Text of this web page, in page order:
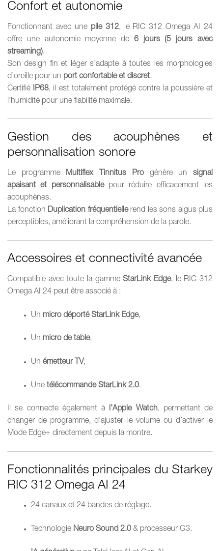
Confort et autonomie
Fonctionnant avec une pile 312, le RIC 312 Omega AI 24
offre une autonomie moyenne de 6 jours (5 jours avec
streaming).
Son design fin et léger s’adapte à toutes les morphologies
d’oreille pour un port confortable et discret.
Certifié IP68, il est totalement protégé contre la poussière et
l’humidité pour une fiabilité maximale.
Gestion des acouphènes et
personnalisation sonore
Le programme Multiflex Tinnitus Progénère unsignal
apaisant et personnalisablepour réduire efficacement les
acouphènes.
La fonction Duplication fréquentiellerend les sons aigus plus
perceptibles, améliorant la compréhension de la parole.
Accessoires et connectivité avancée
Compatible avec toute la gammeStarLink Edge, le RIC 312
Omega AI 24 peut être associé à :
Un micro déporté StarLink Edge,
Un micro de table,
Un émetteur TV,
Une télécommande StarLink 2.0.
Il se connecte également à l’Apple Watch, permettant de
changer de programme, d’ajuster le volume ou d’activer le
Mode Edge+ directement depuis la montre.
Fonctionnalités principales du Starkey
RIC 312 Omega AI 24
24 canaux et 24 bandes de réglage.
Technologie Neuro Sound 2.0 & processeur G3.